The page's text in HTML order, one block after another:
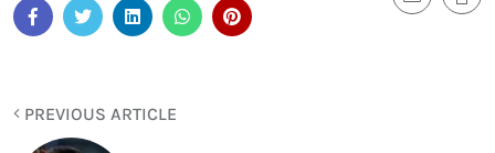
PREVIOUS ARTICLE